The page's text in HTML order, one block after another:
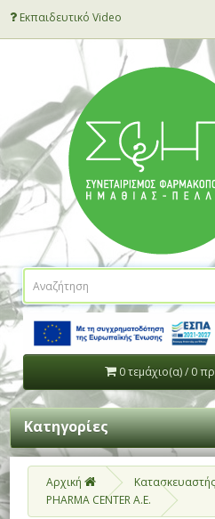
Εκπαιδευτικό Video
0 τεμάχιο(α) / 0
Κατηγορίες
Αρχική
Κατασκευαστής
PHARMA CENTER A.E.